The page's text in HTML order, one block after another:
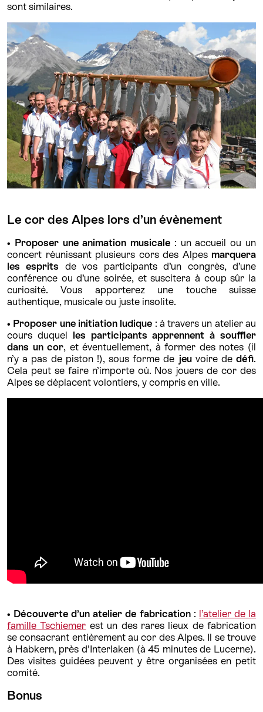
sont similaires.
Le cor des Alpes lors d’un évènement
• Proposer une animation musicale : un accueil ou un
concert réunissant plusieurs cors des Alpes marquera
les esprits de vos participants d’un congrès, d’une
conférence ou d’une soirée, et suscitera à coup sûr la
curiosité. Vous apporterez une touche suisse
authentique, musicale ou juste insolite.
• Proposer une initiation ludique : à travers un atelier au
cours duquel les participants apprennent à souffler
dans un cor, et éventuellement, à former des notes (il
n’y a pas de piston !), sous forme de jeuvoire de défi.
Cela peut se faire n’importe où. Nos jouers de cor des
Alpes se déplacent volontiers, y compris en ville.
• Découverte d’un atelier de fabrication: l’atelier de la
famille Tschiemer est un des rares lieux de fabrication
se consacrant entièrement au cor des Alpes. Il se trouve
à Habkern, près d’Interlaken (à 45 minutes de Lucerne).
Des visites guidées peuvent y être organisées en petit
comité.
Bonus